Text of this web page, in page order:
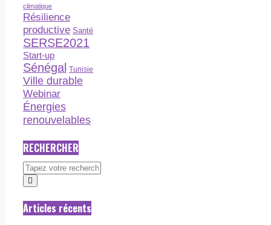
climatique
Résilience
productive Santé
SERSE2021
Start-up
Sénégal Tunisie
Ville durable
Webinar
Énergies
renouvelables
RECHERCHER
Articles récents